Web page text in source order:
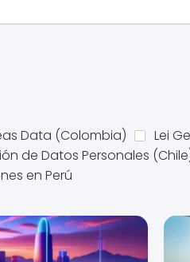
Data (Colombia)
Lei
de Datos Personales
en Perú